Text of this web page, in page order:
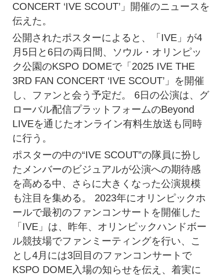
CONCERT ‘IVE SCOUT’」開催のニュースを
伝えた。
公開されたポスターによると、「IVE」が4
月5日と6日の両日間、ソウル・オリンピッ
ク公園のKSPO DOMEで「2025 IVE THE
3RD FAN CONCERT ‘IVE SCOUT’」を開催
し、ファンと会う予定だ。 6日の公演は、グ
ローバル配信プラットフォームのBeyond
LIVEを通じたオンライン有料生放送も同時
に行う。
ポスターの中の“IVE SCOUT”の隊員に扮し
たメンバーのビジュアルが公演への期待感
を高める中、さらに大きくなった公演規模
も注目を集める。 2023年にオリンピックホ
ールで最初のファンコンサートを開催した
「IVE」は、昨年、オリンピックハンドボー
ル競技場でファンミーティングを行い、こ
とし4月には3回目のファンコンサートで
KSPO DOME入場の知らせを伝え、着実に